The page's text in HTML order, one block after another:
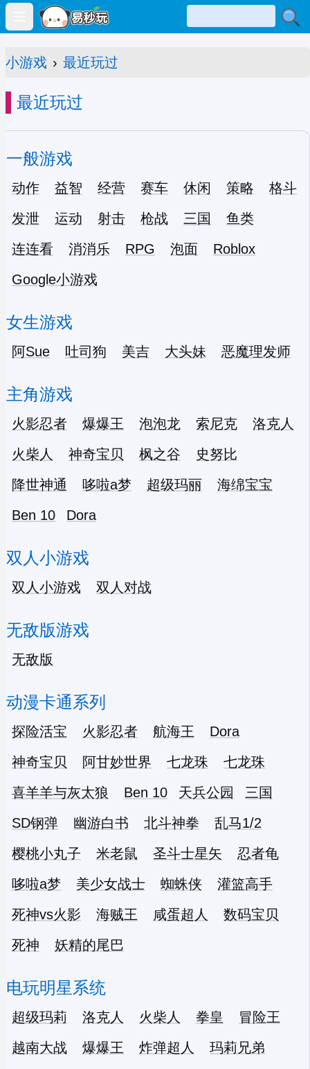
Open main menu
小游戏 › 最近玩过
最近玩过
一般游戏
动作 益智 经营 赛车 休闲 策略
格斗
发泄
运动 射击 枪战 三国
鱼类
连连看
消消乐 RPG 泡面
Roblox
Google小游戏
女生游戏
阿Sue 吐司狗 美吉 大头妹 恶魔理发师
主角游戏
火影忍者 爆爆王 泡泡龙 索尼克
洛克人
火柴人
神奇宝贝 枫之谷
史努比
降世神通
哆啦a梦 超级玛丽
海绵宝宝
Ben 10
Dora
双人小游戏
双人小游戏 双人对战
无敌版游戏
无敌版
动漫卡通系列
探险活宝 火影忍者 航海王
Dora
神奇宝贝
阿甘妙世界 七龙珠
七龙珠
喜羊羊与灰太狼
Ben 10 天兵公园
三国
SD钢弹
幽游白书 北斗神拳
乱马1/2
樱桃小丸子
米老鼠 圣斗士星矢
忍者龟
哆啦a梦
美少女战士 蜘蛛侠
灌篮高手
死神vs火影
海贼王 咸蛋超人
数码宝贝
死神
妖精的尾巴
电玩明星系统
超级玛莉 洛克人 火柴人 拳皇
冒险王
越南大战
爆爆王 炸弹超人
玛莉兄弟